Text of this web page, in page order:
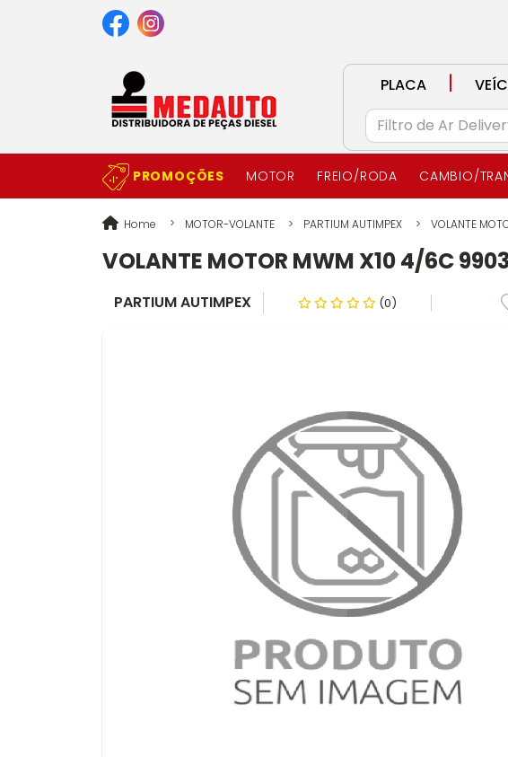
PLACA
|
PROMOÇÕES MOTOR FREIO/RODA CAMBIO/
Home MOTOR-VOLANTE PARTIUM AUTIMPEX VOLANTE
VOLANTE MOTOR MWM X10 4/6C
PARTIUM AUTIMPEX (0)